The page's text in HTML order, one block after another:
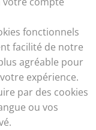
fonctionnels
facilité de notre
agréable pour
expérience.
par des cookies
ou vos